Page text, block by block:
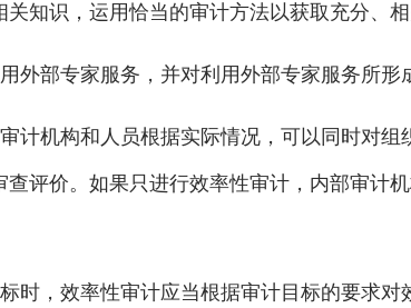
知识，运用恰当的审计方法以获取充分、相
部专家服务，并对利用外部专家服务所形
机构和人员根据实际情况，可以同时对组
评价。如果只进行效率性审计，内部审计
，效率性审计应当根据审计目标的要求对